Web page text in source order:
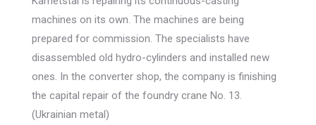
machines on its own. The machines are being
prepared for commission. The specialists have
disassembled old hydro-cylinders and installed new
ones. In the converter shop, the company is finishing
the capital repair of the foundry crane No. 13.
(Ukrainian metal)